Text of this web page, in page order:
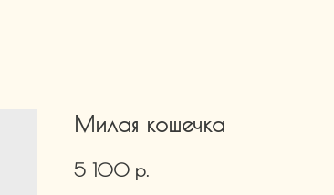
Милая кошечка
5 100 р.